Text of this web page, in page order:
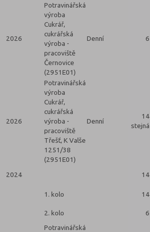
2026
Potravinářská
výroba
Cukrář,
cukrářská
výroba -
pracoviště
Černovice
(2951E01)
Denní 6
2026
Potravinářská
výroba
Cukrář,
cukrářská
výroba -
pracoviště
Třešť, K Valše
1251/38
(2951E01)
Denní
14
stejná
2024 14
1. kolo
14
2. kolo 6
Potravinářská